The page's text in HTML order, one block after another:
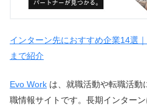
インターン先におすすめ企業14選
まで紹介
Evo Work は、就職活動や転職活動
職情報サイトです。長期インター